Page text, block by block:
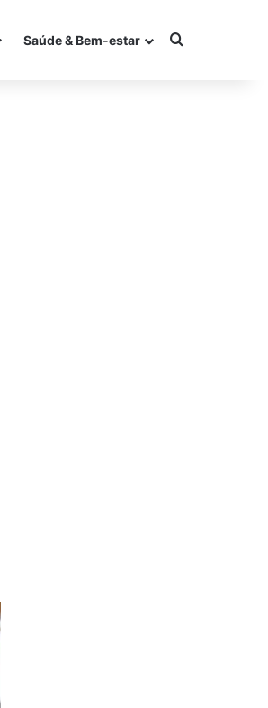
Saúde & Bem-estar Procurar por